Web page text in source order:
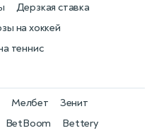
на хоккей
теннис
Дерзкая ставка
BetBoom
Мелбет
Bettery
Зенит